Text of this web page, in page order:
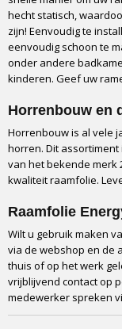
2Lif
Materiaal
PVC
Kleur
Wasvoorschrift
Afnemen met vochtige
Verpakkingseenheid
Per stuk
Verzendwijze
Statisch, geen
hecht statisch,
zijn! Eenvoudig te
eenvoudig schoon te
onder andere
kinderen. Geef uw
Horrenbouw en
Horrenbouw is al vele
horren. Dit
van het bekende merk
kwaliteit raamfolie.
Raamfolie
Wilt u gebruik maken
via de webshop en de
thuis of op het werk
vrijblijvend contact op
medewerker spreken